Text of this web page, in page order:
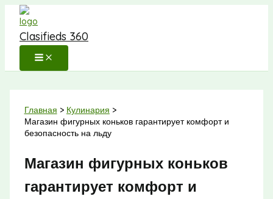
Перейти
содержимому
Clasifieds 360
Главная
Кулинария
Магазин фигурных коньков гарантирует комфорт и
безопасность на льду
Магазин фигурных коньков
гарантирует комфорт и